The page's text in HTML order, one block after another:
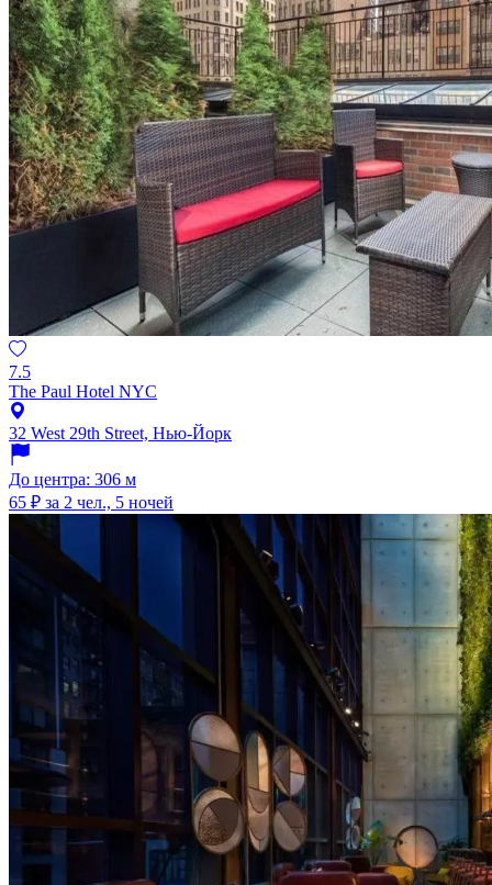
7.5
The Paul Hotel NYC
32 West 29th Street, Нью-Йорк
До центра: 306 м
65 ₽ за 2 чел., 5 ночей